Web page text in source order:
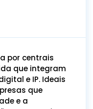
por centrais
que integram
e IP. Ideais
que
e a